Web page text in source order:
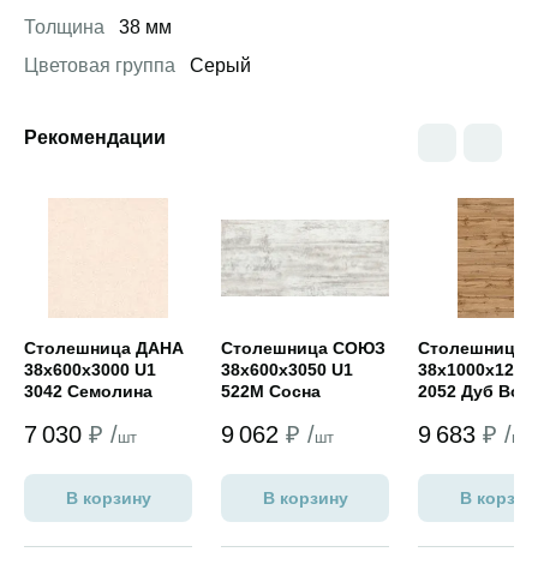
Толщина
38 мм
Цветовая группа
Серый
Рекомендации
Столешница ДАНА
38х600х3000 U1
3042 Семолина
7 030 ₽ /шт
В корзину
Столешница СОЮЗ
38х600х3050 U1
522М Сосна
9 062 ₽ /шт
В корзину
Столешница
2052 Дуб
9 683 ₽ /шт
В